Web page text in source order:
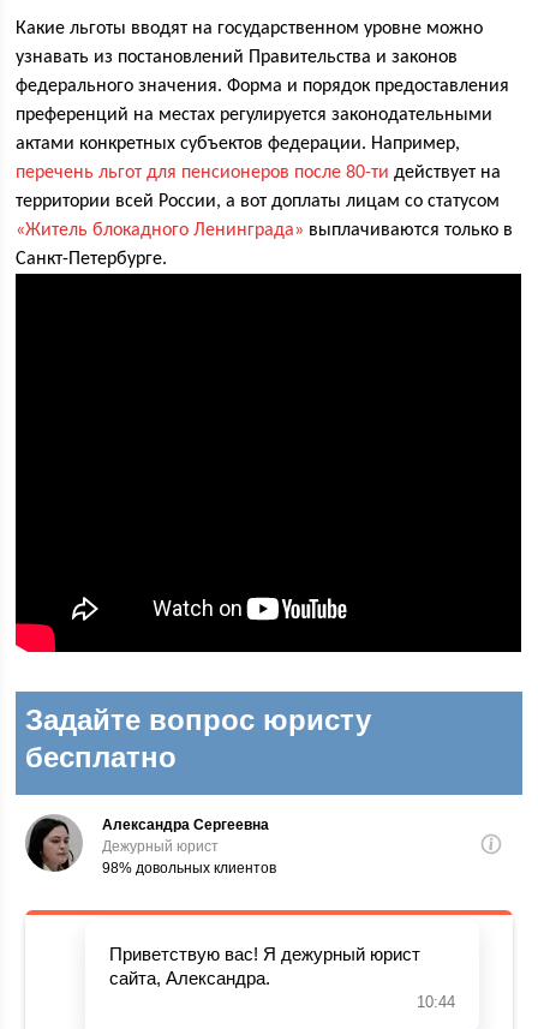
Какие льготы вводят на государственном уровне можно
узнавать из постановлений Правительства и законов
федерального значения. Форма и порядок предоставления
преференций на местах регулируется законодательными
актами конкретных субъектов федерации. Например,
перечень льгот для пенсионеров после 80-ти действует на
территории всей России, а вот доплаты лицам со статусом
«Житель блокадного Ленинграда» выплачиваются только в
Санкт-Петербурге.